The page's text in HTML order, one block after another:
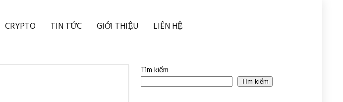
CRYPTO TIN TỨC GIỚI THIỆU LIÊN HỆ
Tìm kiếm
Tìm kiếm